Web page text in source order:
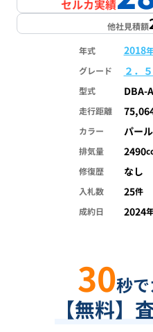
セルカ実績
他社見積額
年式 2018
グレード
２．
型式 DBA-
走行距離
カラー
パール
排気量 2490
修復歴
なし
入札数 25件
成約日
2024
30秒で
【無料】